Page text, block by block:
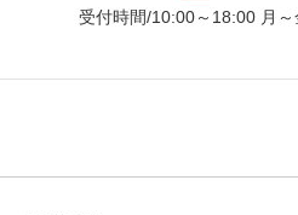
受付時間/10:00～18:00 月